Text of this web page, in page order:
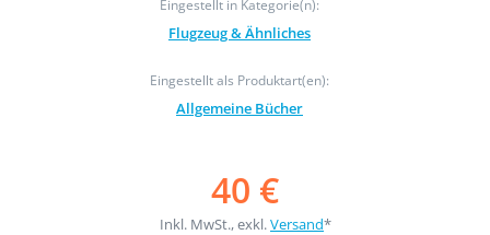
Eingestellt in Kategorie(n):
Flugzeug & Ähnliches
Eingestellt als Produktart(en):
Allgemeine Bücher
40 €
Inkl. MwSt., exkl.Versand*